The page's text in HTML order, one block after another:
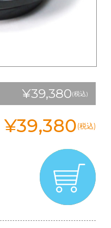
¥39,380(税込)
¥39,380 (税込)